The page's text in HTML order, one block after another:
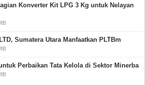
Konverter Kit LPG 3 Kg untuk Nelayan
Sumatera Utara Manfaatkan PLTBm
Perbaikan Tata Kelola di Sektor Minerba